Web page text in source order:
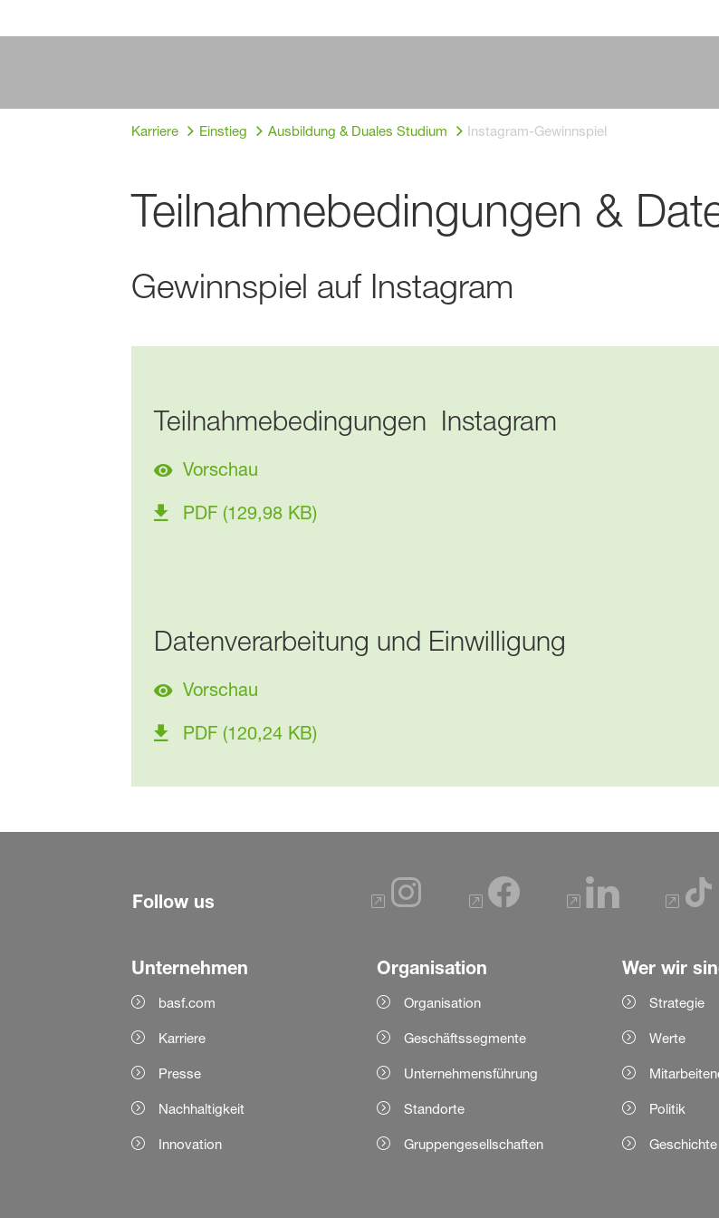
Karriere Einstieg Ausbildung & Duales Studium Instagram-Gewinnspiel
Teilnahmebedingungen &
Gewinnspiel auf Instagram
Teilnahmebedingungen Instagram
Vorschau
PDF (129,98 KB)
Datenverarbeitung und Einwilligung
Vorschau
PDF (120,24 KB)
Follow us
Unternehmen
basf.com
Karriere
Presse
Nachhaltigkeit
Innovation
Organisation
Organisation
Geschäftssegmente
Unternehmensführung
Standorte
Gruppengesellschaften
Wer wir
Strategie
Werte
Politik
Geschichte